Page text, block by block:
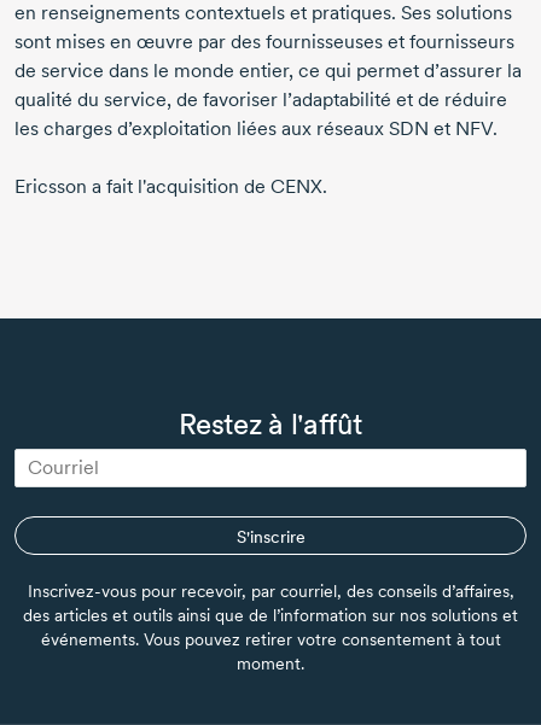
en renseignements contextuels et pratiques. Ses solutions
sont mises en œuvre par des fournisseuses et fournisseurs
de service dans le monde entier, ce qui permet d’assurer la
qualité du service, de favoriser l’adaptabilité et de réduire
les charges d’exploitation liées aux réseaux SDN et NFV.
Ericsson a fait l'acquisition de CENX.
Restez à l'affût
S'inscrire
Inscrivez-vous pour recevoir, par courriel, des conseils d’affaires,
des articles et outils ainsi que de l’information sur nos solutions et
événements. Vous pouvez retirer votre consentement à tout
moment.